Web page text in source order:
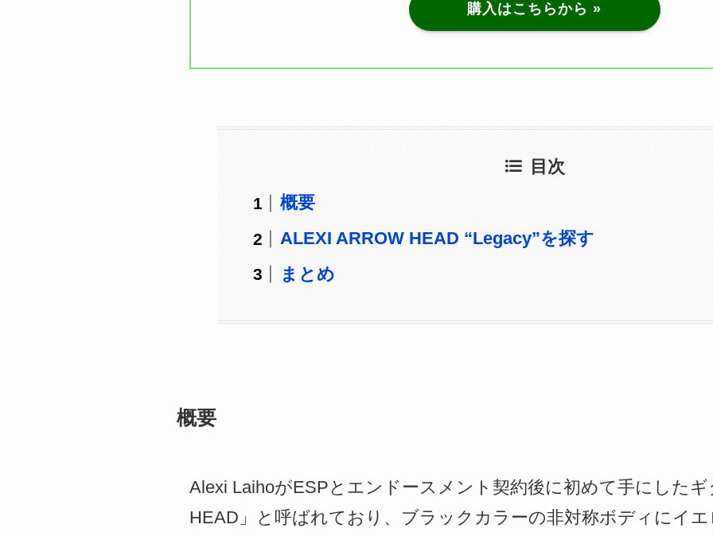
購入はこちらから »
目次
概要
ALEXI ARROW HEAD “Legacy”を探す
まとめ
概要
Alexi LaihoがESPとエンドースメント契約後に初めて手にした
HEAD」と呼ばれており、ブラックカラーの非対称ボディにイ